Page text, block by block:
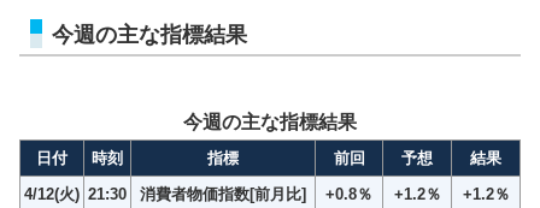
今週の主な指標結果
今週の主な指標結果
日付 時刻 指標 前回 予想
結果
4/12(火) 21:30 消費者物価指数[前月比] +0.8％ +1.2％
+1.2％